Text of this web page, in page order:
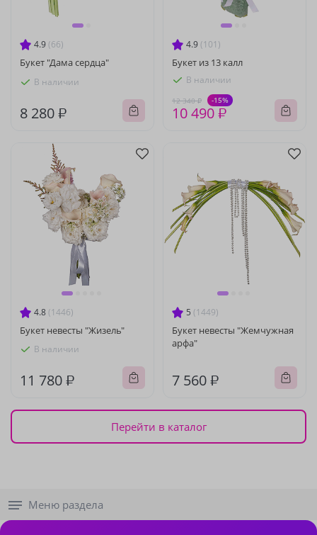
4.9 (66)
Букет "Дама сердца"
В наличии
8 280 ₽
4.9 (101)
Букет из 13 калл
В наличии
12 340 ₽ -15%
10 490 ₽
4.8 (1446)
Букет невесты "Жизель"
В наличии
11 780 ₽
5 (1449)
Букет невесты "Жемчужная
арфа"
7 560 ₽
Перейти в каталог
Меню раздела